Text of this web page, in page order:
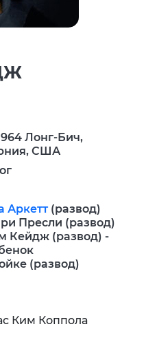
Лонг-Бич,
США
Аркетт(развод)
Пресли (развод)
Кейдж (развод) -
(развод)
Ким Коппола